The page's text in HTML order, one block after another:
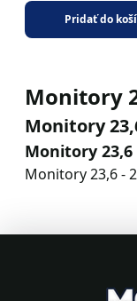
Pridať do
Monitory
Monitory
Monitory 23,6
Monitory 23,6 -